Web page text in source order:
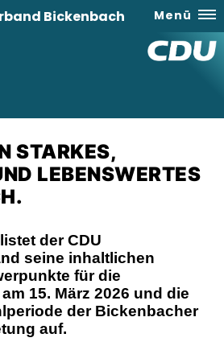
Bickenbach Menü
STARKES,
LEBENSWERTES
der CDU
seine inhaltlichen
für die
15. März 2026 und die
der Bickenbacher
auf.